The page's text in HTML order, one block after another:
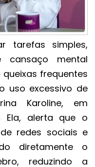
tarefas simples,
mental
frequentes
uso excessivo de
Karoline, em
Ela, alerta que o
redes sociais e
diretamente o
reduzindo a